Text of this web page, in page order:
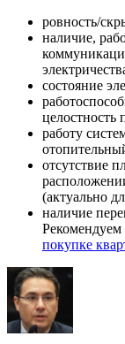
ровность/
наличие,
состояние
целостность
работу
отсутствие
(актуально
наличие
Рекомендуем
покупке